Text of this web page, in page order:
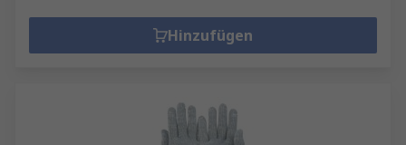
Hinzufügen